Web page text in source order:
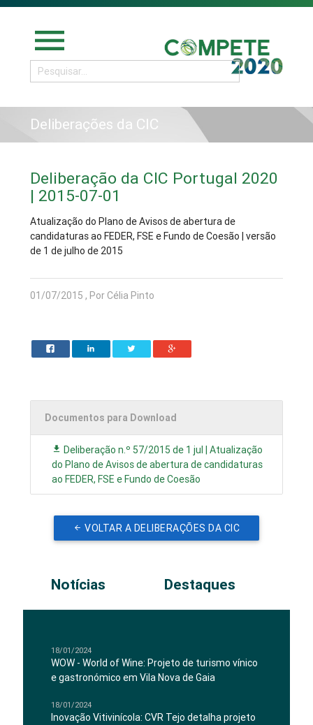
menu
Deliberações da CIC
Deliberação da CIC Portugal 2020
| 2015-07-01
Atualização do Plano de Avisos de abertura de
candidaturas ao FEDER, FSE e Fundo de Coesão | versão
de 1 de julho de 2015
01/07/2015 , Por Célia Pinto
Documentos para Download
Deliberação n.º 57/2015 de 1 jul | Atualização
do Plano de Avisos de abertura de candidaturas
ao FEDER, FSE e Fundo de Coesão
VOLTAR A DELIBERAÇÕES DA CIC
Notícias Destaques
18/01/2024
WOW - World of Wine: Projeto de turismo vínico
e gastronómico em Vila Nova de Gaia
18/01/2024
Inovação Vitivinícola: CVR Tejo detalha projeto